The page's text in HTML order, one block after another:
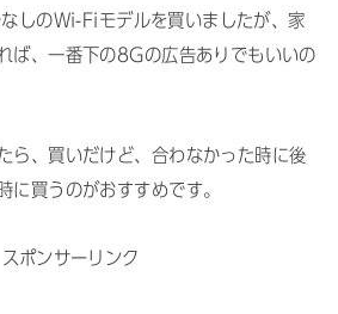
しのWi-Fiモデルを買いましたが、家
ば、一番下の8Gの広告ありでもいいの
ら、買いだけど、合わなかった時に後
に買うのがおすすめです。
スポンサーリンク